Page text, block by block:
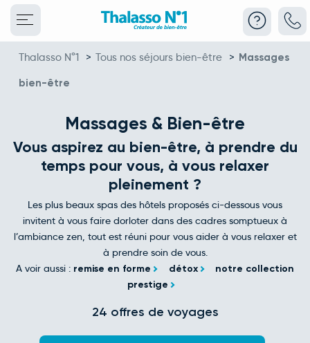
Thalasso N°1 > Tous nos séjours bien-être > Massages
bien-être
Massages & Bien-être
Vous aspirez au bien-être, à prendre du
temps pour vous, à vous relaxer
pleinement ?
Les plus beaux spas des hôtels proposés ci-dessous vous
invitent à vous faire dorloter dans des cadres somptueux à
l’ambiance zen, tout est réuni pour vous aider à vous relaxer et
à prendre soin de vous.
A voir aussi : remise en forme détox
notre collection
prestige
24 offres de voyages